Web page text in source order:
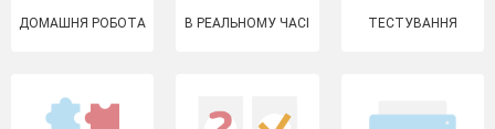
ДОМАШНЯ РОБОТА В РЕАЛЬНОМУ ЧАСІ ТЕСТУВАННЯ